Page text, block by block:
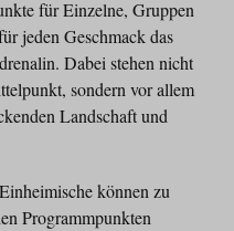
für Einzelne, Gruppen
jeden Geschmack das
Dabei stehen nicht
sondern vor allem
Landschaft und
können zu
Programmpunkten